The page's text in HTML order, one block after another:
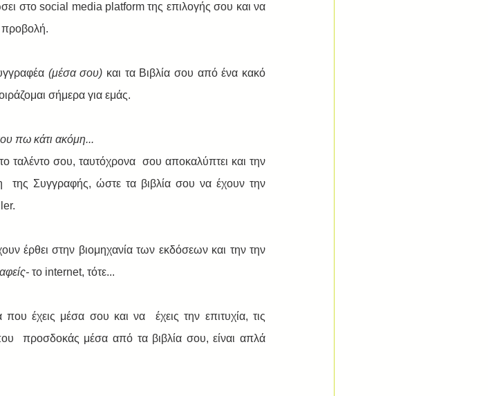
στο social media platform της επιλογής σου και να
προβολή.
(μέσα σου) και τα Βιβλία σου από ένα κακό
σήμερα για εμάς.
πω κάτι ακόμη...
ταλέντο σου, ταυτόχρονα  σου αποκαλύπτει και την
της Συγγραφής, ώστε τα βιβλία σου να έχουν την
έρθει στην βιομηχανία των εκδόσεων και την την
το internet, τότε...
έχεις μέσα σου και να  έχεις την επιτυχία, τις
προσδοκάς μέσα από τα βιβλία σου, είναι απλά